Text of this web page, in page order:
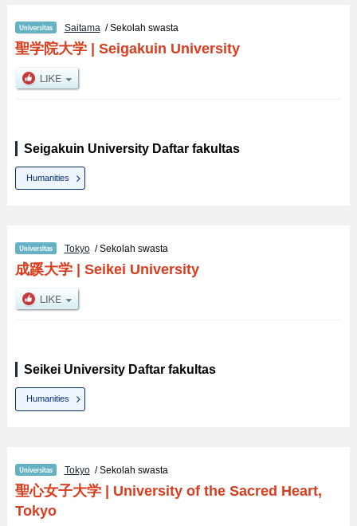
Saitama/ Sekolah swasta
聖学院大学| Seigakuin University
Seigakuin University Daftar fakultas
Humanities
Tokyo/ Sekolah swasta
成蹊大学| Seikei University
Seikei University Daftar fakultas
Humanities
Tokyo/ Sekolah swasta
聖心女子大学| University of the Sacred Heart,
Tokyo